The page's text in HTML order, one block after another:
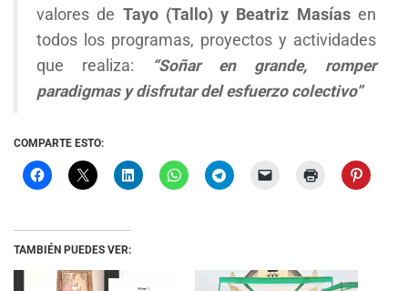
valores de Tayo (Tallo) y Beatriz Masíasen
todos los programas, proyectos y actividades
que realiza:
“Soñar en grande, romper
paradigmas y disfrutar del esfuerzo colectivo”
COMPARTE ESTO:
TAMBIÉN PUEDES VER: